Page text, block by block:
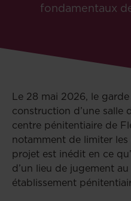
fondamentaux
Le 28 mai 2026, le
construction d’une salle
centre pénitentiaire de
notamment de limiter
projet est inédit en ce
d’un lieu de jugement au
établissement